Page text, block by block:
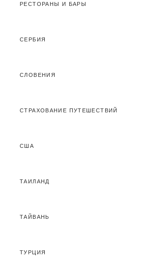
РЕСТОРАНЫ И БАРЫ
СЕРБИЯ
СЛОВЕНИЯ
СТРАХОВАНИЕ ПУТЕШЕСТВИЙ
США
ТАИЛАНД
ТАЙВАНЬ
ТУРЦИЯ